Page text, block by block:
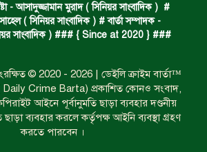
রোহিঙ্গা উদ্ধার।
ডুবে এক ছাত্রের মৃত্যু।
- আসাদুজ্জামান মুরাদ ( সিনিয়র সাংবাদিক ) #
( সিনিয়র সাংবাদিক ) # বার্তা সম্পাদক -
সাংবাদিক ) ### { Since at 2020 } ###
সংরক্ষিত © 2020 - 2026 | ডেইলি ক্রাইম বার্তা™
( Daily Crime Barta) প্রকাশিত কোনও সংবাদ,
আইনে পূর্বানুমতি ছাড়া ব্যবহার দণ্ডনীয়
ব্যবহার করলে কর্তৃপক্ষ আইনি ব্যবস্থা গ্রহণ
করতে পারবেন ।